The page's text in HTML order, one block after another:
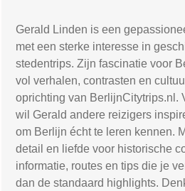
Gerald Linden is een
met een sterke interesse in
stedentrips. Zijn fascinatie voor
vol verhalen, contrasten en
oprichting van BerlijnCitytrips.nl.
wil Gerald andere reizigers
om Berlijn écht te leren kennen.
detail en liefde voor historische
informatie, routes en tips die je
dan de standaard highlights.